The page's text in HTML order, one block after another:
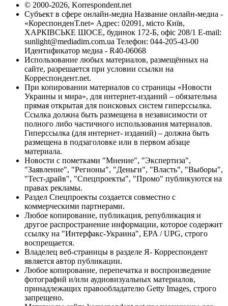
© 2000-2026, Korrespondent.net
Субъект в сфере онлайн-медиа Название онлайн-медиа -
«КореспонденТ.net» Адрес: 02091, місто Київ,
ХАРКІВСЬКЕ ШОСЕ, будинок 172-Б, офіс 208/1 E-mail:
sunlight@mediadim.com.ua Телефон: 044-205-43-00
Идентификатор медиа - R40-06068
Использование любых материалов, размещённых на
сайте, разрешается при условии ссылки на
Корреспондент.net.
При копировании материалов со страницы «Новости
Украины и мира», для интернет-изданий – обязательна
прямая открытая для поисковых систем гиперссылка.
Ссылка должна быть размещена в независимости от
полного либо частичного использования материалов.
Гиперссылка (для интернет- изданий) – должна быть
размещена в подзаголовке или в первом абзаце
материала.
Новости с пометками "Мнение", "Экспертиза",
"Заявление", "Регионы", "Деньги", "Власть", "Выборы",
"Тест-драйв", "Спецпроекты", "Промо" публикуются на
правах рекламы.
Раздел Спецпроекты создается совместно с
коммерческими партнерами.
Любое копирование, публикация, републикация и
другое распространение информации, которое содержит
ссылку на "Интерфакс-Украина", EPA / UPG, строго
воспрещается.
Владелец веб-страницы в разделе Я- Корреспондент
является автор публикации.
Любое копирование, перепечатка и воспроизведение
фотографий и/или аудиовизуальных материалов,
принадлежащих правообладателю Getty Images, строго
запрещено.